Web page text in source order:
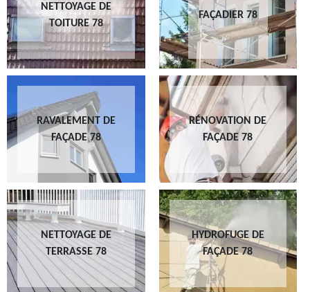
NETTOYAGE DE
TOITURE 78
FAÇADIER 78
RAVALEMENT DE
FAÇADE 78
RÉNOVATION DE
FAÇADE 78
NETTOYAGE DE
TERRASSE 78
HYDROFUGE DE
FAÇADE 78